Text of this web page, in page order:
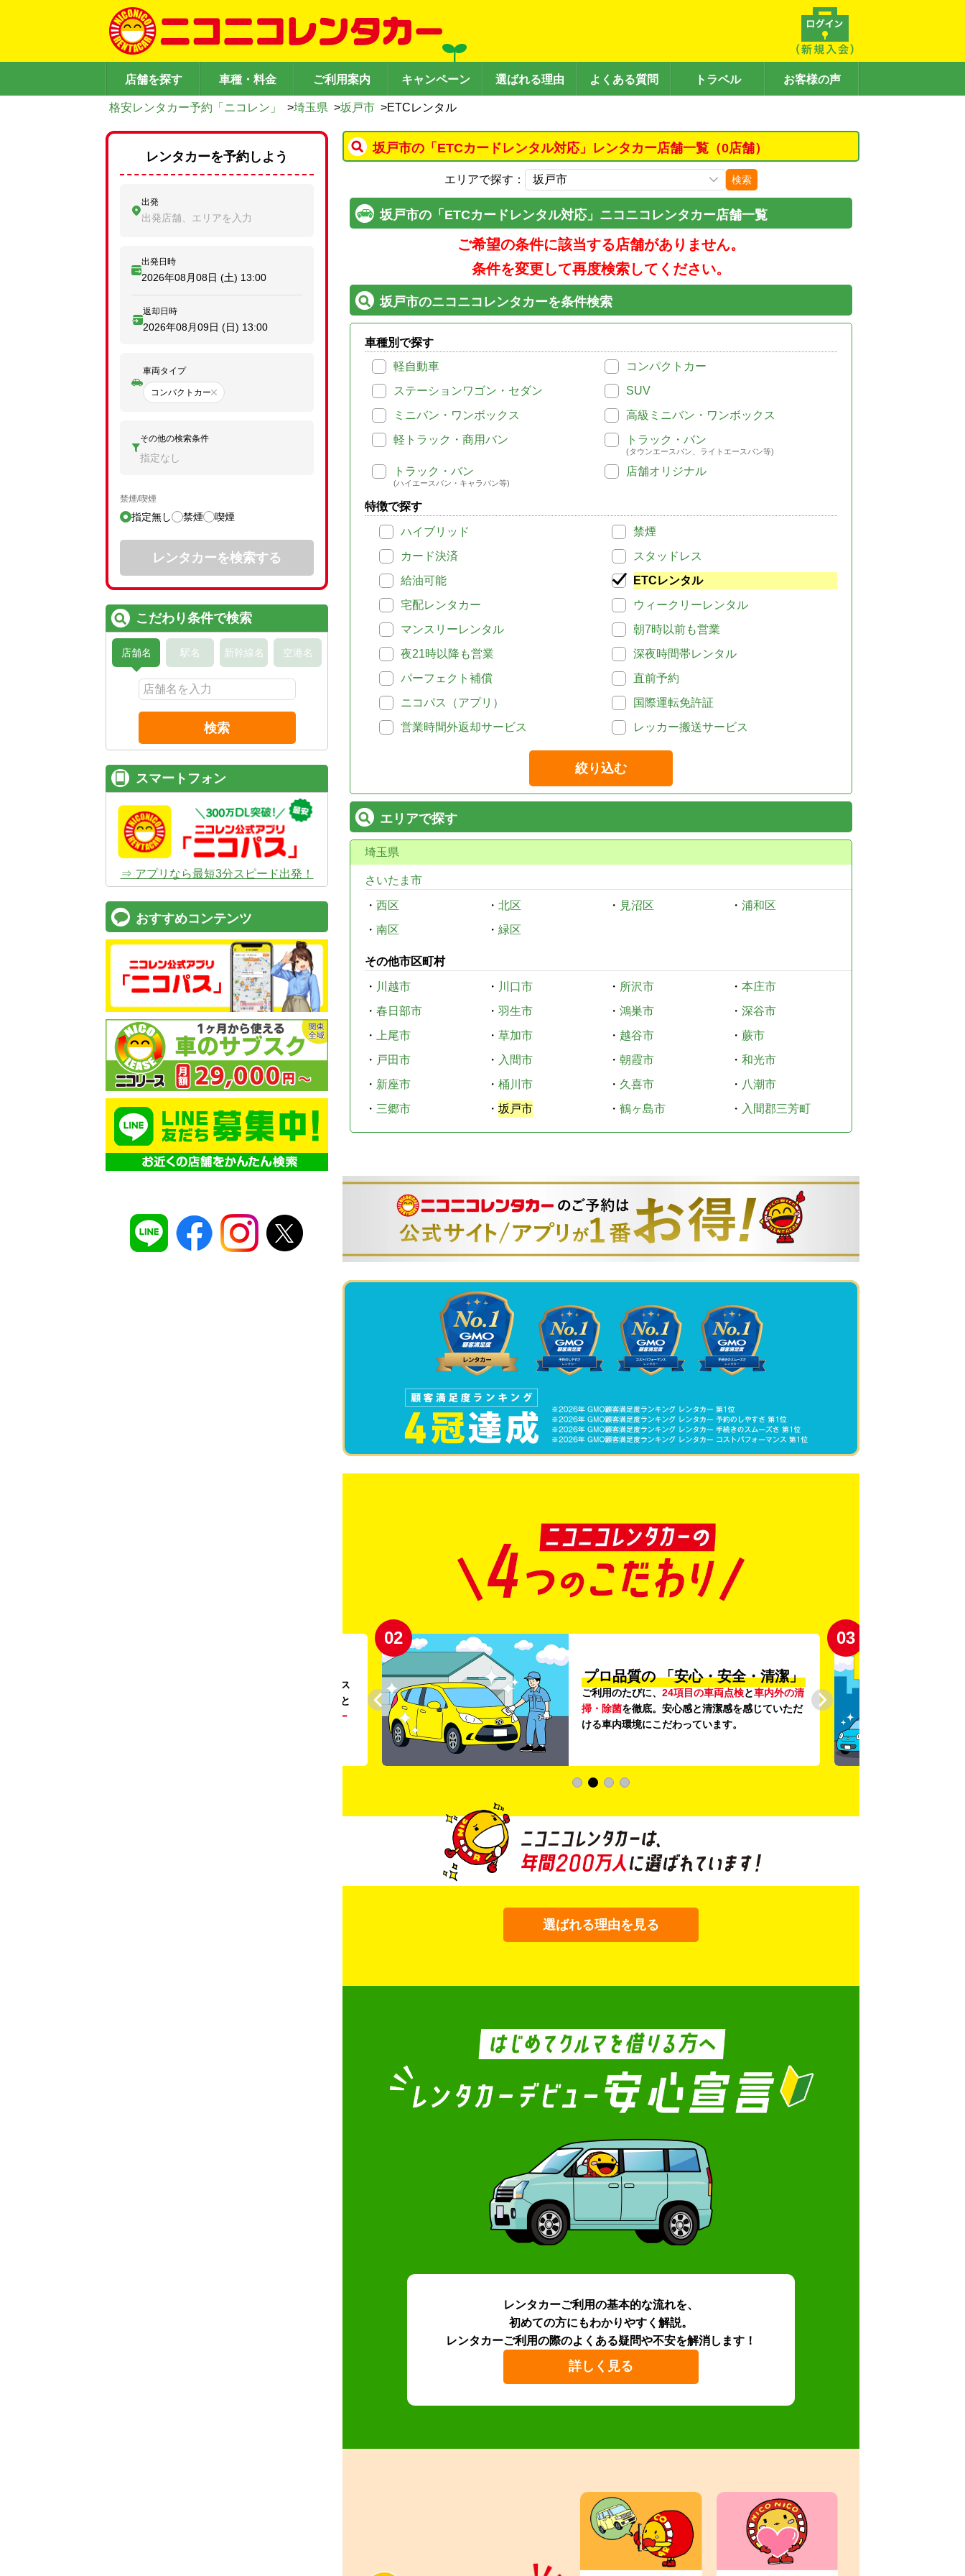
店舗を探す 車種・料金 ご利用案内 キャンペーン 選ばれる理由 よくある質問 トラベル お客様の声
格安レンタカー予約「ニコレン」 >埼玉県 >坂戸市 >ETCレンタル
坂戸市の「ETCカードレンタル対応」レンタカー店舗一覧（0店舗）
エリアで探す： 検索
坂戸市の「ETCカードレンタル対応」ニコニコレンタカー店舗一覧
ご希望の条件に該当する店舗がありません。
条件を変更して再度検索してください。
坂戸市のニコニコレンタカーを条件検索
車種別で探す
軽自動車
コンパクトカー
ステーションワゴン・セダン
SUV
ミニバン・ワンボックス
高級ミニバン・ワンボックス
軽トラック・商用バン
トラック・バン
(タウンエースバン、ライトエースバン等)
トラック・バン
(ハイエースバン・キャラバン等)
店舗オリジナル
特徴で探す
ハイブリッド
禁煙
カード決済
スタッドレス
給油可能
ETCレンタル
宅配レンタカー
ウィークリーレンタル
マンスリーレンタル
朝7時以前も営業
夜21時以降も営業
深夜時間帯レンタル
パーフェクト補償
直前予約
ニコパス（アプリ）
国際運転免許証
営業時間外返却サービス
レッカー搬送サービス
絞り込む
エリアで探す
埼玉県
さいたま市
・ 西区 ・ 北区 ・ 見沼区 ・ 浦和区
・ 南区 ・ 緑区
その他市区町村
・ 川越市 ・ 川口市 ・ 所沢市 ・ 本庄市
・ 春日部市 ・ 羽生市 ・ 鴻巣市 ・ 深谷市
・
上尾市 ・ 草加市 ・ 越谷市 ・ 蕨市
・ 戸田市 ・ 入間市 ・ 朝霞市 ・ 和光市
・ 新座市 ・ 桶川市 ・ 久喜市 ・ 八潮市
・ 三郷市 ・ 坂戸市 ・ 鶴ヶ島市 ・ 入間郡三芳町
。ガソリンス
タンドや整備工場の既存インフラを活用すること
リー
02
プロ品質の 「安心・安全・清潔」
ご利用のたびに、 24項目の車両点検と車内外の清
掃・除菌を徹底。安心感と清潔感を感じていただ
ける車内環境にこだわっています。
03
選ばれる理由を見る
レンタカーご利用の基本的な流れを、
初めての方にもわかりやすく解説。
レンタカーご利用の際のよくある疑問や不安を解消します！
詳しく見る
レンタカーを予約しよう
出発
出発店舗、エリアを入力
出発日時
2026年08月08日 (土) 13:00
返却日時
2026年08月09日 (日) 13:00
車両タイプ
コンパクトカー
その他の検索条件
指定なし
禁煙/喫煙
指定無し 禁煙 喫煙
レンタカーを検索する
こだわり条件で検索
店舗名 駅名 新幹線名 空港名
検索
スマートフォン
⇒ アプリなら最短3分スピード出発！
おすすめコンテンツ